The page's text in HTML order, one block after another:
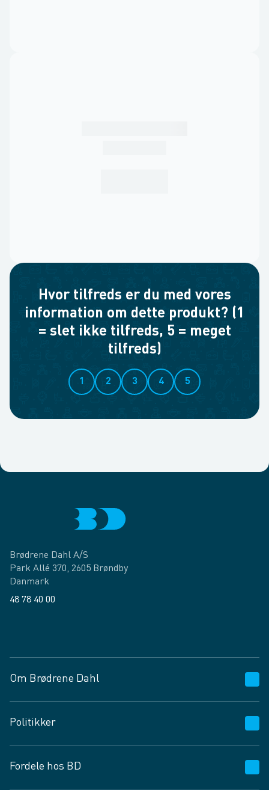
Hvor tilfreds er du med vores
information om dette produkt? (1
= slet ikke tilfreds, 5 = meget
tilfreds)
1 2 3 4 5
Brødrene Dahl A/S
Park Allé 370, 2605 Brøndby
Danmark
48 78 40 00
Om Brødrene Dahl
Vagttelefon 30 10 89 89
Spørgsmål og svar
Job og karriere
Politikker
Privatlivspolitik
Fordele hos BD